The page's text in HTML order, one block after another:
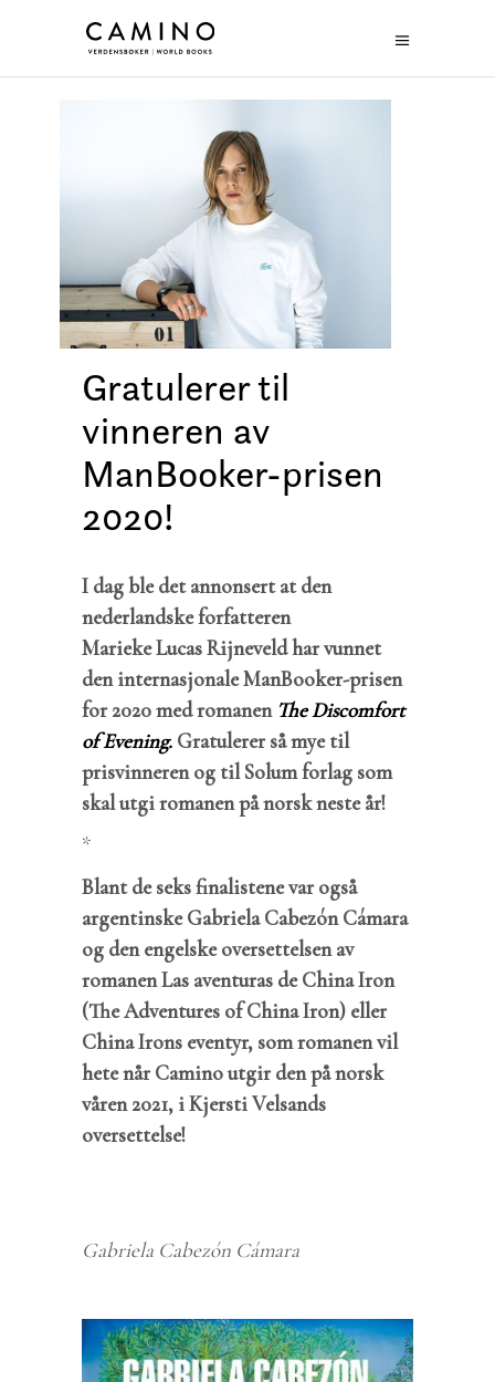
Gratulerer til
vinneren av
ManBooker-prisen
2020!
I dag ble det annonsert at den
nederlandske forfatteren
Marieke Lucas Rijneveld har vunnet
den internasjonale ManBooker-prisen
for 2020 med romanen The Discomfort
of Evening. Gratulerer så mye til
prisvinneren og til Solum forlag som
skal utgi romanen på norsk neste år!
*
Blant de seks finalistene var også
argentinske Gabriela Cabezón Cámara
og den engelske oversettelsen av
romanen Las aventuras de China Iron
(The Adventures of China Iron) eller
China Irons eventyr, som romanen vil
hete når Camino utgir den på norsk
våren 2021, i Kjersti Velsands
oversettelse!
Gabriela Cabezón Cámara